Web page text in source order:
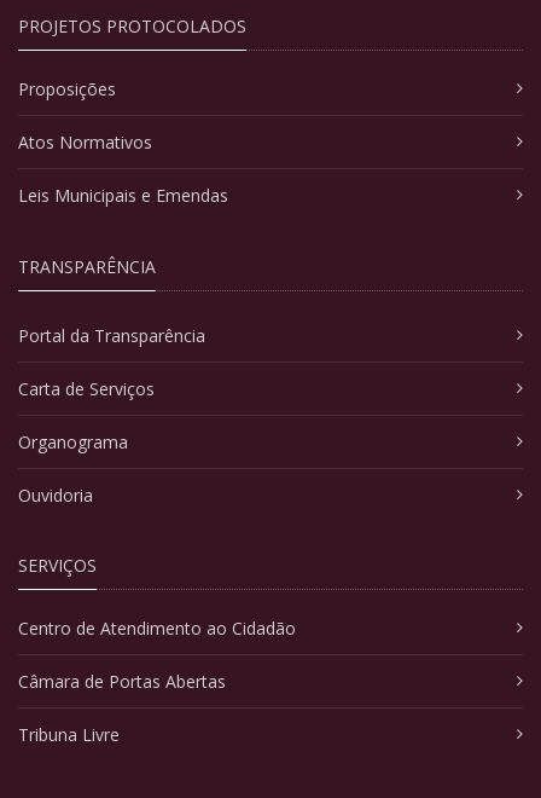
PROJETOS PROTOCOLADOS
Proposições
Atos Normativos
Leis Municipais e Emendas
TRANSPARÊNCIA
Portal da Transparência
Carta de Serviços
Organograma
Ouvidoria
SERVIÇOS
Centro de Atendimento ao Cidadão
Câmara de Portas Abertas
Tribuna Livre